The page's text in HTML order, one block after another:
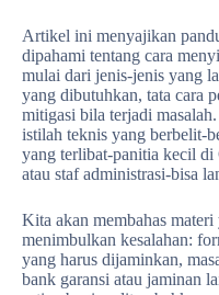
Artikel ini menyajikan
dipahami tentang cara
mulai dari jenis-jenis yang
yang dibutuhkan, tata cara
mitigasi bila terjadi
istilah teknis yang berbelit-
yang terlibat-panitia kecil
atau staf administrasi-bisa
Kita akan membahas
menimbulkan kesalahan:
yang harus dijaminkan,
bank garansi atau jaminan